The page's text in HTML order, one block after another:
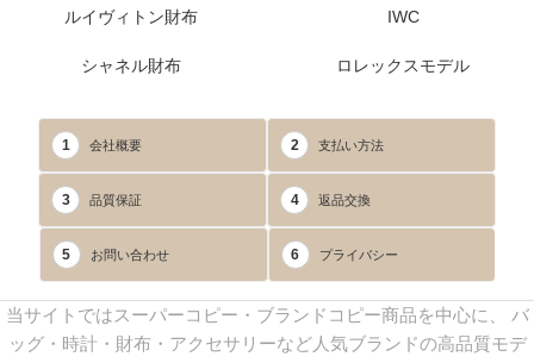
ルイヴィトン財布
シャネル財布
IWC
ロレックスモデル
1 会社概要 2 支払い方法
3 品質保証 4 返品交換
5 お問い合わせ 6 プライバシー
当サイトではスーパーコピー・ブランドコピー商品を中心に、 バ
ッグ・時計・財布・アクセサリーなど人気ブランドの高品質モデ